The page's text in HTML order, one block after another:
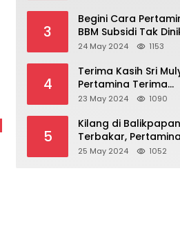
3
Begini Cara
BBM Subsidi Tak
Orang Kaya!
24 May 2024 1153
4
Terima Kasih Sri
Pertamina Terima
Kompensasi BBM Rp
23 May 2024 1090
5
Kilang di Balikpapan
Terbakar,
Pasokan BBM Aman
25 May 2024 1052